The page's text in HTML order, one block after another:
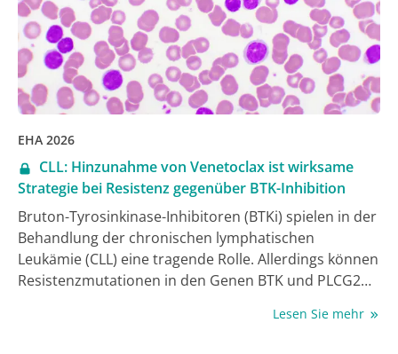
EHA 2026
CLL: Hinzunahme von Venetoclax ist wirksame
Strategie bei Resistenz gegenüber BTK-Inhibition
Bruton-Tyrosinkinase-Inhibitoren (BTKi) spielen in der
Behandlung der chronischen lymphatischen
Leukämie (CLL) eine tragende Rolle. Allerdings können
Resistenzmutationen in den Genen BTK und PLCG2
der Erkrankung führen. Eine beim Jahreskongress der
Lesen Sie mehr